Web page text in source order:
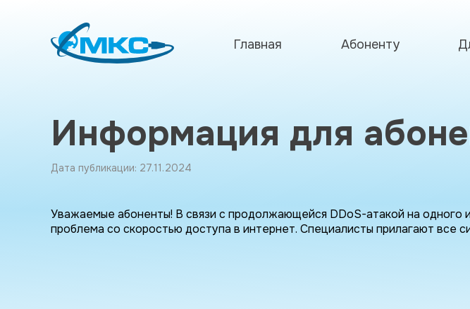
Главная Абоненту
Информация для
Дата публикации: 27.11.2024
Уважаемые абоненты! В связи с продолжающейся DDoS-атакой на одного
проблема со скоростью доступа в интернет. Специалисты прилагают все